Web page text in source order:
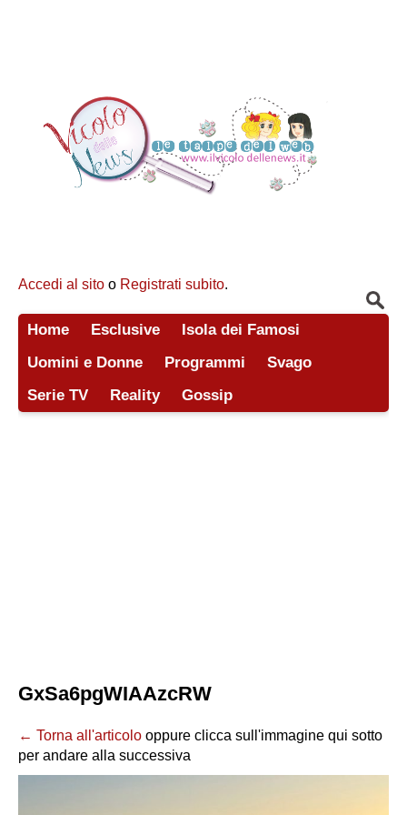
Accedi al sito o Registrati subito.
Home Esclusive
Isola dei Famosi
Uomini e Donne
Programmi
Svago
Serie TV
Reality Gossip
GxSa6pgWIAAzcRW
← Torna all'articolo oppure clicca sull'immagine qui sotto
per andare alla successiva